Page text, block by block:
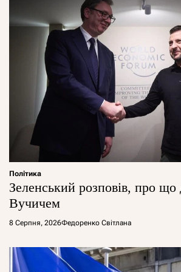
Політика
Зеленський розповів, про що
Вучичем
8 Серпня, 2026Федоренко Світлана